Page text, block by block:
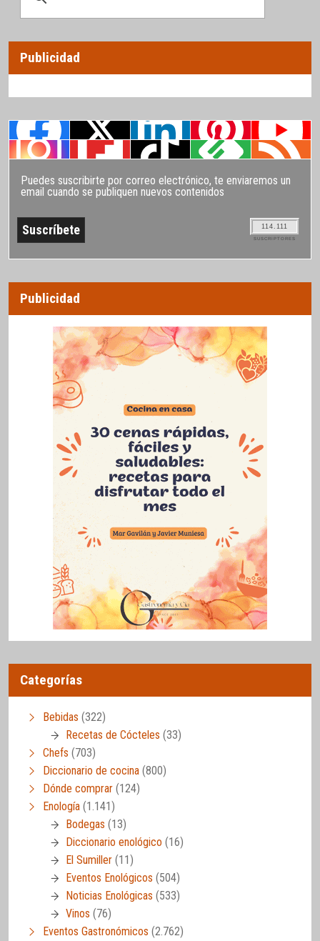
Publicidad
Puedes suscribirte por correo electrónico, te enviaremos un
email cuando se publiquen nuevos contenidos
114.111
SUSCRIPTORES
Publicidad
Categorías
Bebidas (322)
Recetas de Cócteles (33)
Chefs (703)
Diccionario de cocina (800)
Dónde comprar (124)
Enología (1.141)
Bodegas (13)
Diccionario enológico (16)
El Sumiller (11)
Eventos Enológicos (504)
Noticias Enológicas (533)
Vinos (76)
Eventos Gastronómicos (2.762)